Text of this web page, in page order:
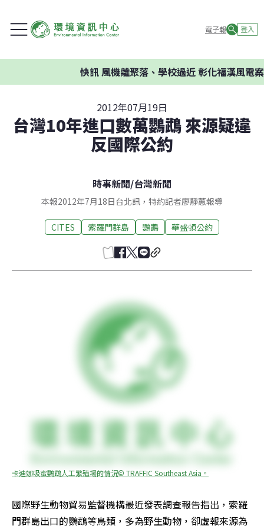
電子報 登入
快訊風機離聚落、學校過近 彰化福漢風電案環
2012年07月19日
台灣10年進口數萬鸚鵡 來源疑違
反國際公約
時事新聞/台灣新聞
本報2012年7月18日台北訊，特約記者廖靜蕙報導
CITES 索羅門群島 鸚鵡 華盛頓公約
卡迪娜吸蜜鸚鵡人工繁殖場的情況© TRAFFIC Southeast Asia。
國際野生動物貿易監督機構最近發表調查報告指出，索羅
門群島出口的鸚鵡等鳥類，多為野生動物，卻虛報來源為